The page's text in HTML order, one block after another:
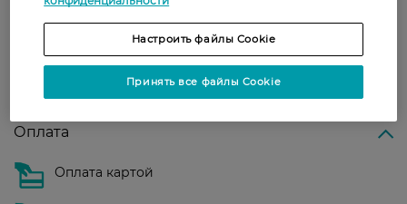
доставка от – 599 грн
Забрать сегодня в магазине Watsons
Стоимость доставки – 0 грн
Показать больше
Оплата
Оплата картой
Настроить файлы Cookie
Принять все файлы Cookie